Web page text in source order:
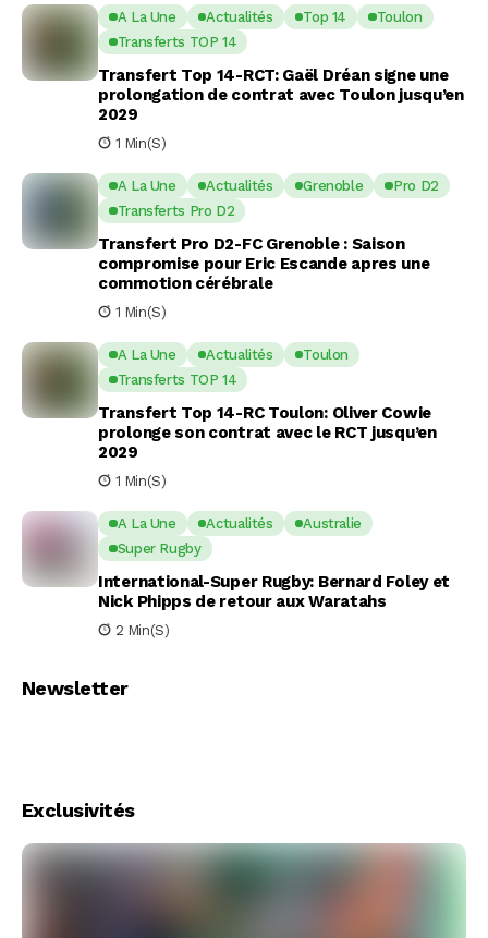
A La Une Actualités Top 14
Toulon
Transferts TOP 14
Transfert Top 14-RCT: Gaël Dréan signe une
prolongation de contrat avec Toulon jusqu’en
2029
1 Min(s)
A La Une Actualités Grenoble
Pro D2
Transferts Pro D2
Transfert Pro D2-FC Grenoble : Saison
compromise pour Eric Escande apres une
commotion cérébrale
1 Min(s)
A La Une Actualités
Toulon
Transferts TOP 14
Transfert Top 14-RC Toulon: Oliver Cowie
prolonge son contrat avec le RCT jusqu’en
2029
1 Min(s)
A La Une Actualités
Australie
Super Rugby
International-Super Rugby: Bernard Foley et
Nick Phipps de retour aux Waratahs
2 Min(s)
Newsletter
Exclusivités